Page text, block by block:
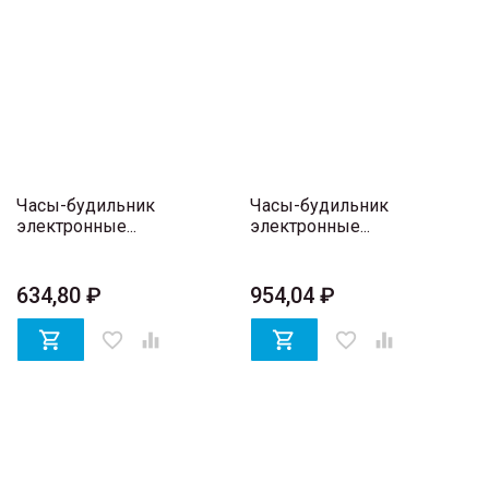
Часы-будильник
электронные...
634,80 ₽
 favorite_border 
Часы-будильник
электронные...
954,04 ₽
 favorite_border 